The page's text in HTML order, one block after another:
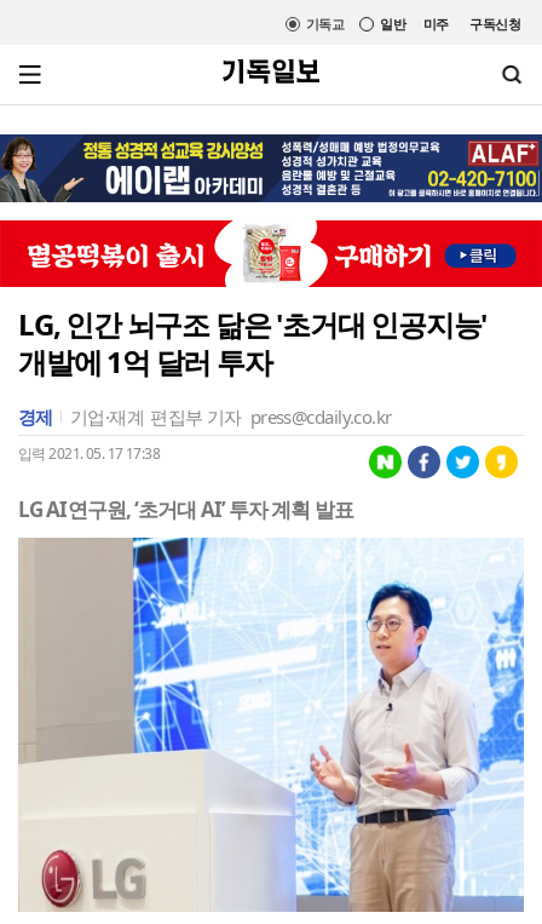
미주 구독신청
일반
기독교
LG, 인간 뇌구조 닮은 '초거대 인공지능'
개발에 1억 달러 투자
경제 기업·재계 편집부 기자 press@cdaily.co.kr
입력 2021. 05. 17 17:38
LG AI연구원, ‘초거대 AI’ 투자 계획 발표